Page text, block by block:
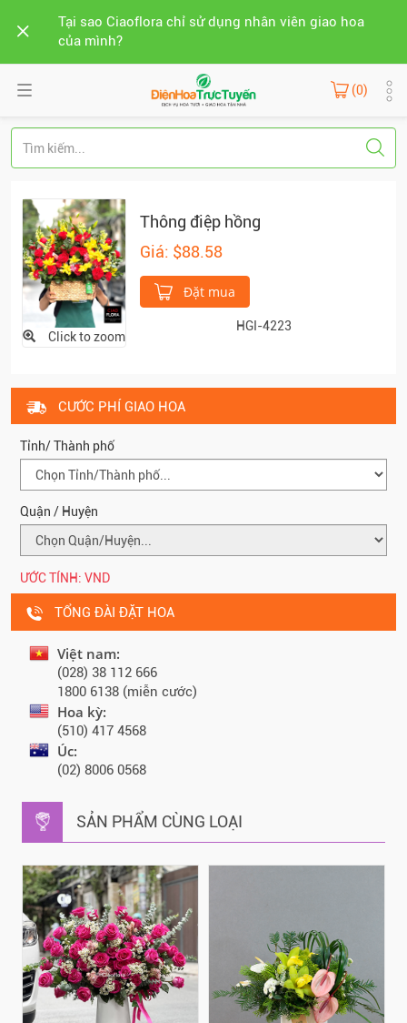
Tại sao Ciaoflora chỉ sử dụng nhân viên giao hoa
của mình?
(0)
Click to zoom
Thông điệp hồng
Giá: $88.58
Đặt mua
HGI-4223
CƯỚC PHÍ GIAO HOA
Tỉnh/ Thành phố
Quận / Huyện
ƯỚC TÍNH: VND
TỔNG ĐÀI ĐẶT HOA
Việt nam:
(028) 38 112 666
1800 6138 (miễn cước)
Hoa kỳ:
(510) 417 4568
Úc:
(02) 8006 0568
SẢN PHẨM CÙNG LOẠI